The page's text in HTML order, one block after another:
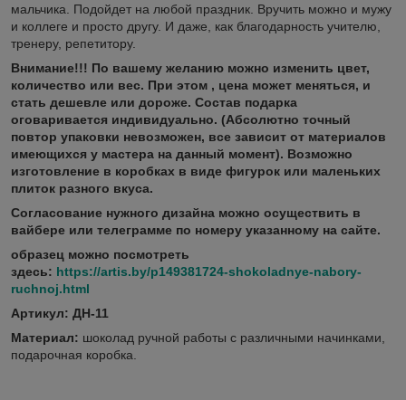
мальчика. Подойдет на любой праздник. Вручить можно и мужу
и коллеге и просто другу. И даже, как благодарность учителю,
тренеру, репетитору.
Внимание!!! По вашему желанию можно изменить цвет,
количество или вес. При этом , цена может меняться, и
стать дешевле или дороже. Состав подарка
оговаривается индивидуально. (Абсолютно точный
повтор упаковки невозможен, все зависит от материалов
имеющихся у мастера на данный момент). Возможно
изготовление в коробках в виде фигурок или маленьких
плиток разного вкуса.
Согласование нужного дизайна можно осуществить в
вайбере или телеграмме по номеру указанному на сайте.
образец можно посмотреть
здесь: https://artis.by/p149381724-shokoladnye-nabory-
ruchnoj.html
Артикул: ДН-11
Материал: шоколад ручной работы с различными начинками,
подарочная коробка.